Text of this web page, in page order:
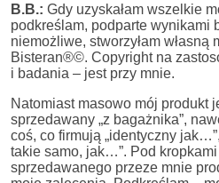
B.B.: Gdy uzyskałam wszelkie
podkreślam, podparte wynikami
niemożliwe, stworzyłam własną
Bisteran®©. Copyright na
i badania – jest przy mnie.
Natomiast masowo mój produkt
sprzedawany „z bagażnika”,
coś, co firmują „identyczny
takie samo, jak…”. Pod
sprzedawanego przeze mnie